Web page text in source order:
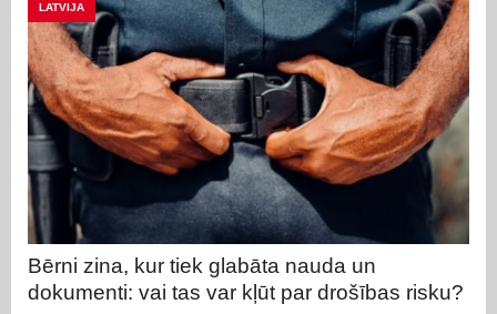
LATVIJA
Bērni zina, kur tiek glabāta nauda un
dokumenti: vai tas var kļūt par drošības risku?